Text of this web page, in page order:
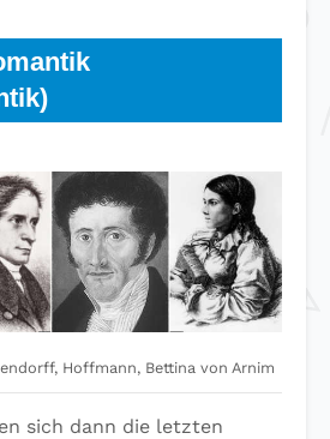
Hoffmann, Bettina von Arnim
sich dann die letzten